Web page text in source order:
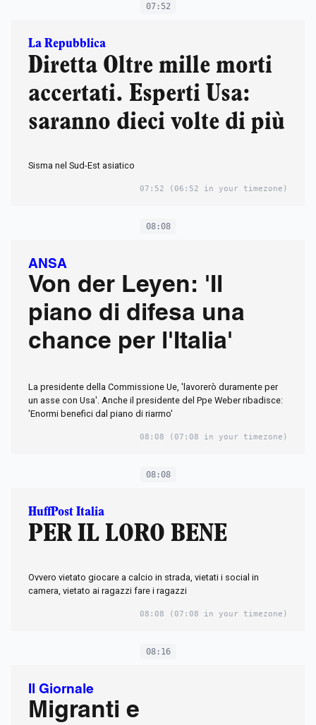
07:52
La Repubblica
Diretta Oltre mille morti
accertati. Esperti Usa:
saranno dieci volte di più
Sisma nel Sud-Est asiatico
07:52 (06:52 in your timezone)
08:08
ANSA
Von der Leyen: 'Il
piano di difesa una
chance per l'Italia'
La presidente della Commissione Ue, 'lavorerò duramente per
un asse con Usa'. Anche il presidente del Ppe Weber ribadisce:
'Enormi benefici dal piano di riarmo'
08:08 (07:08 in your timezone)
08:08
HuffPost Italia
PER IL LORO BENE
Ovvero vietato giocare a calcio in strada, vietati i social in
camera, vietato ai ragazzi fare i ragazzi
08:08 (07:08 in your timezone)
08:16
Il Giornale
Migranti e